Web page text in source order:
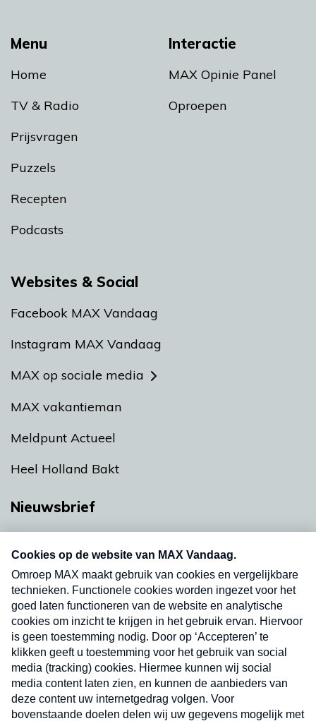
Menu
Home
TV & Radio
Prijsvragen
Puzzels
Recepten
Podcasts
Interactie
MAX Opinie Panel
Oproepen
Websites & Social
Facebook MAX Vandaag
Instagram MAX Vandaag
MAX op sociale media
MAX vakantieman
Meldpunt Actueel
Heel Holland Bakt
Nieuwsbrief
nieuwsbrief. Elke vrijdag- en dinsdagochtend in
uw mailbox.
Verzend